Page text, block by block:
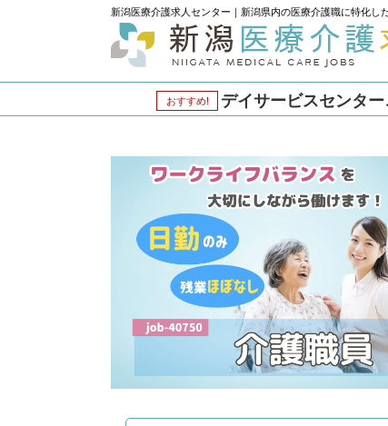
新潟医療介護求人センター｜新潟県内の医療介護職に特化し
おすすめ! デイサービスセンタ